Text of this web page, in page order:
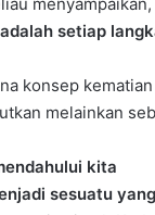
setiap
konsep
melainkan
kita
sesuatu